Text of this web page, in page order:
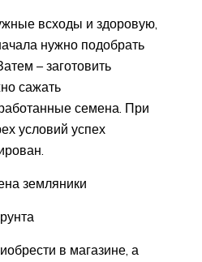
всходы и здоровую,
нужно подобрать
– заготовить
сажать
семена. При
условий успех
земляники
в магазине, а